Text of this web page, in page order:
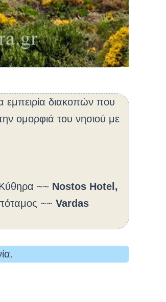
εμπειρία διακοπών που
ομορφιά του νησιού με
Κύθηρα ~~ Nostos Hotel,
~~Vardas